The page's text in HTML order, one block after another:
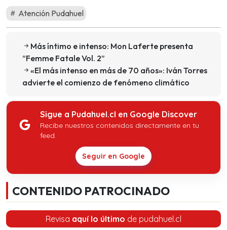
Atención Pudahuel
Más íntimo e intenso: Mon Laferte presenta
“Femme Fatale Vol. 2”
«El más intenso en más de 70 años»: Iván Torres
advierte el comienzo de fenómeno climático
Sigue a Pudahuel.cl en Google Discover
Recibe nuestros contenidos directamente en tu
feed.
Seguir en Google
CONTENIDO PATROCINADO
Revisa aquí lo último de pudahuel.cl